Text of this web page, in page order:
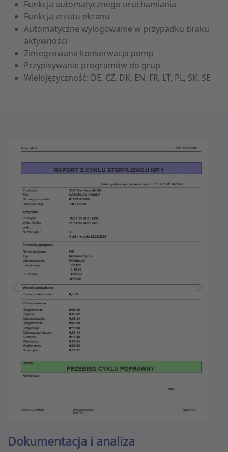
Funkcja automatycznego uruchamiania
Funkcja zrzutu ekranu
Automatyczne wylogowanie w przypadku braku
aktywności
Zintegrowana konserwacja pomp
Przypisywanie programów do grup
Wielojęzyczność: DE, CZ, DK, EN, FR, LT, PL, SK, SE
Dokumentacja i analiza